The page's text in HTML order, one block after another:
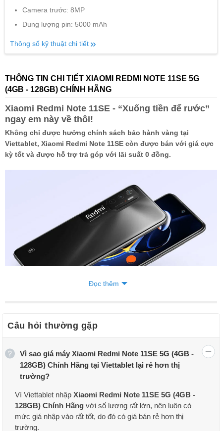
Camera trước: 8MP
Dung lượng pin: 5000 mAh
Thông số kỹ thuật chi tiết
THÔNG TIN CHI TIẾT XIAOMI REDMI NOTE 11SE 5G
(4GB - 128GB) CHÍNH HÃNG
Xiaomi Redmi Note 11SE - “Xuống tiền để rước”
ngay em này về thôi!
Không chỉ được hưởng chính sách bảo hành vàng tại
Viettablet, Xiaomi Redmi Note 11SE còn được bán với giá cực
kỳ tốt và được hỗ trợ trả góp với lãi suất 0 đồng.
Giống vớiPOCO M3 Pro, Redmi Note 11SE có mặt lưng phẳng kết
hợp đường viền vuông vức ôm sát thân máy tạo cảm giác nguyên
đậm.
Mặt lưng được hoàn thiện bằng nhựa nhám giúp hạn chế tình trạng
bám bẩn do vân tay. Thiết kế cụm camera hình chữ nhật dày dặn
Đọc thêm
Câu hỏi thường gặp
Vì sao giá máy Xiaomi Redmi Note 11SE 5G (4GB -
128GB) Chính Hãng tại Viettablet lại rẻ hơn thị
trường?
Vì Viettablet nhậpXiaomi Redmi Note 11SE 5G (4GB -
128GB) Chính Hãng với số lượng rất lớn, nên luôn có
mức giá nhập vào rất tốt, do đó có giá bán rẻ hơn thị
trường.